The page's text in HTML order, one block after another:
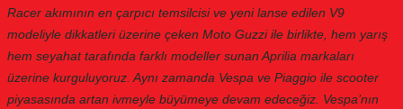
Racer akımının en çarpıcı temsilcisi ve yeni lanse edilen V9
modeliyle dikkatleri üzerine çeken Moto Guzzi ile birlikte, hem yarış
hem seyahat tarafında farklı modeller sunan Aprilia markaları
üzerine kurguluyoruz. Aynı zamanda Vespa ve Piaggio ile scooter
piyasasında artan ivmeyle büyümeye devam edeceğiz. Vespa’nın